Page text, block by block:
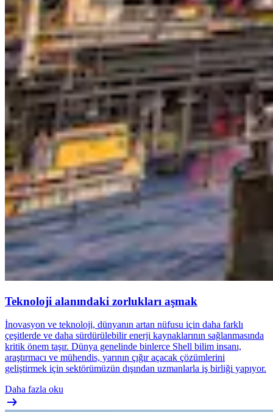
Teknoloji alanındaki zorlukları aşmak
İnovasyon ve teknoloji, dünyanın artan nüfusu için daha farklı
çeşitlerde ve daha sürdürülebilir enerji kaynaklarının sağlanmasında
kritik önem taşır. Dünya genelinde binlerce Shell bilim insanı,
araştırmacı ve mühendis, yarının çığır açacak çözümlerini
geliştirmek için sektörümüzün dışından uzmanlarla iş birliği yapıyor.
Daha fazla oku